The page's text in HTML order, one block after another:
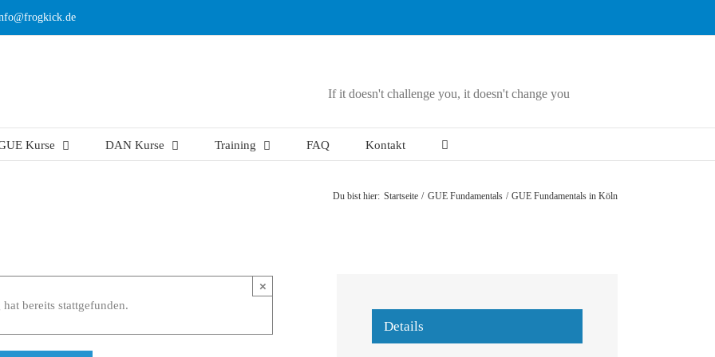
If it doesn't challenge you, it doesn't change you
Kurse DAN Kurse Training FAQ Kontakt
Du bist hier: Startseite GUE Fundamentals GUE Fundamentals in Köln
bereits stattgefunden.
×
Details